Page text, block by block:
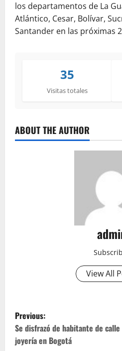
los departamentos de La
Atlántico, Cesar, Bolívar,
Santander en las próximas
35
Visitas totales
ABOUT THE AUTHOR
View All
P
o
Previous:
Se disfrazó de habitante de
joyería en Bogotá